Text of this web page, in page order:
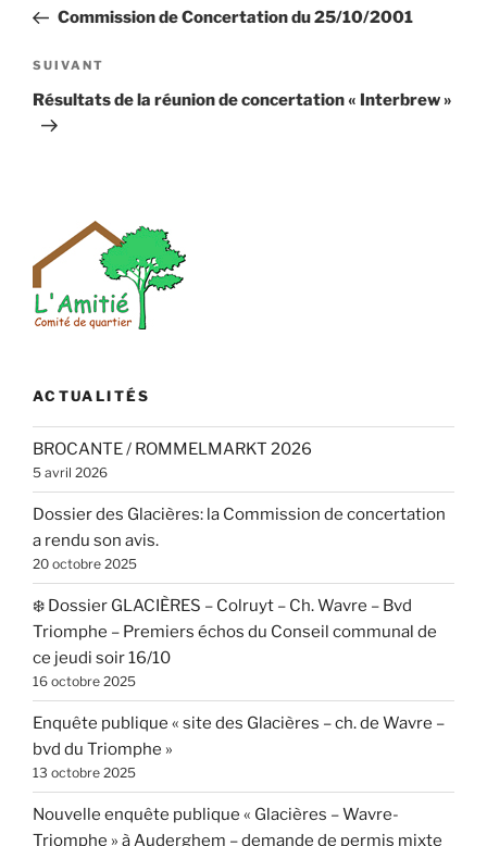
l’article
précédent
Commission de Concertation du 25/10/2001
Article
suivant
SUIVANT
Résultats de la réunion de concertation « Interbrew »
ACTUALITÉS
BROCANTE / ROMMELMARKT 2026
5 avril 2026
Dossier des Glacières: la Commission de concertation
a rendu son avis.
20 octobre 2025
❄️ Dossier GLACIÈRES – Colruyt – Ch. Wavre – Bvd
Triomphe – Premiers échos du Conseil communal de
ce jeudi soir 16/10
16 octobre 2025
Enquête publique « site des Glacières – ch. de Wavre –
bvd du Triomphe »
13 octobre 2025
Nouvelle enquête publique « Glacières – Wavre-
Triomphe » à Auderghem – demande de permis mixte